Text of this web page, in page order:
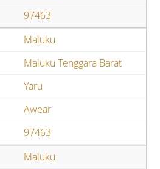
97463
Maluku
Maluku Tenggara Barat
Yaru
Awear
97463
Maluku